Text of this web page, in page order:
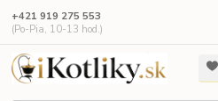
+421 919 275 553
(Po-Pia, 10-13 hod.)